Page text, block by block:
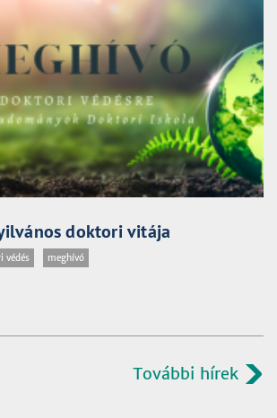
doktori vitája
védés meghívó
További hírek